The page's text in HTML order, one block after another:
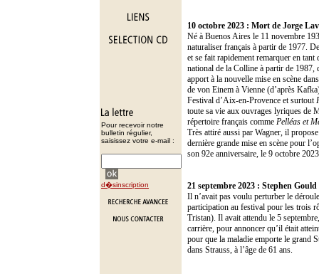
Pour recevoir notre
bulletin régulier,
saisissez votre e-mail :
d�sinscription
10 octobre 2023 : Mort de Jorge
Né à Buenos Aires le 11 novembre
naturaliser français à partir de 1977.
et se fait rapidement remarquer en
national de la Colline à partir de
apport à la nouvelle mise en scène
de von Einem à Vienne (d’après
Festival d’Aix-en-Provence et surtout
toute sa vie aux ouvrages lyriques de
répertoire français comme Pelléas et
Très attiré aussi par Wagner, il
dernière grande mise en scène pour
son 92e anniversaire, le 9 octobre
21 septembre 2023 : Stephen Gould
Il n’avait pas voulu perturber le
participation au festival pour les trois
Tristan). Il avait attendu le 5
carrière, pour annoncer qu’il était
pour que la maladie emporte le grand
dans Strauss, à l’âge de 61 ans.